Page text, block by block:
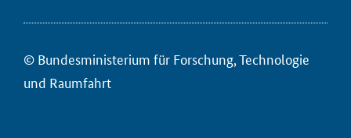
© Bundesministerium für ­Forschung, Technologie
und Raumfahrt